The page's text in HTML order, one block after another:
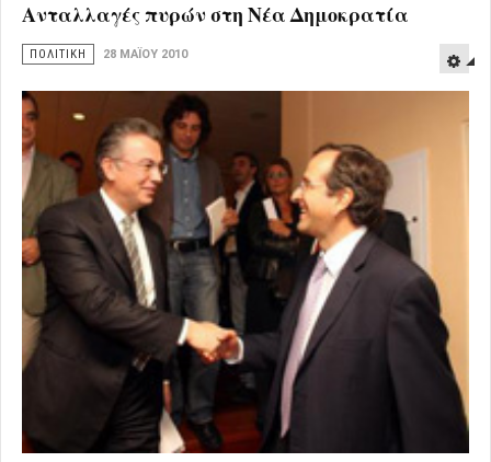
Ανταλλαγές πυρών στη Νέα Δημοκρατία
ΠΟΛΙΤΙΚΗ 28 ΜΑΪ́ΟΥ 2010